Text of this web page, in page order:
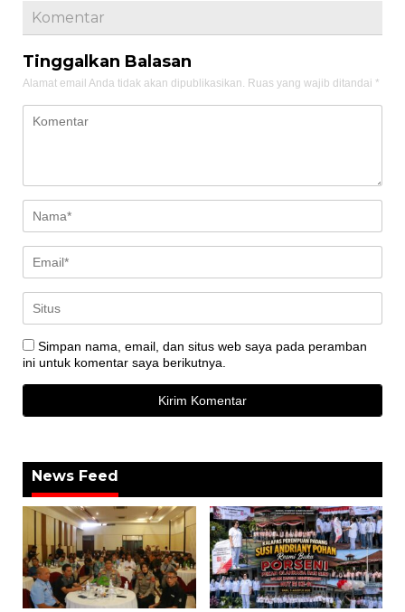
Komentar
Tinggalkan Balasan
Alamat email Anda tidak akan dipublikasikan. Ruas yang wajib ditandai *
Simpan nama, email, dan situs web saya pada peramban
ini untuk komentar saya berikutnya.
News Feed